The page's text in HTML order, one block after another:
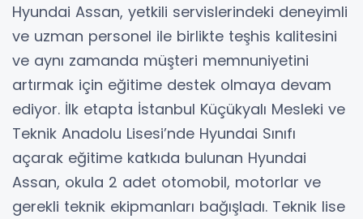
Hyundai Assan, yetkili servislerindeki deneyimli
ve uzman personel ile birlikte teşhis kalitesini
ve aynı zamanda müşteri memnuniyetini
artırmak için eğitime destek olmaya devam
ediyor. İlk etapta İstanbul Küçükyalı Mesleki ve
Teknik Anadolu Lisesi’nde Hyundai Sınıfı
açarak eğitime katkıda bulunan Hyundai
Assan, okula 2 adet otomobil, motorlar ve
gerekli teknik ekipmanları bağışladı. Teknik lise